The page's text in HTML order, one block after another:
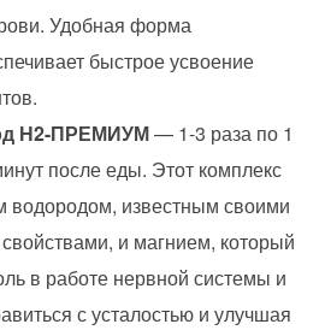
Удобная форма
быстрое усвоение
Н2-ПРЕМИУМ— 1-3 раза по 1
после еды. Этот комплекс
водородом, известным своими
и магнием, который
в работе нервной системы и
с усталостью и улучшая